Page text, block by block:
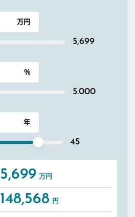
5,699
5.000
45
5,699 万円
148,568 円